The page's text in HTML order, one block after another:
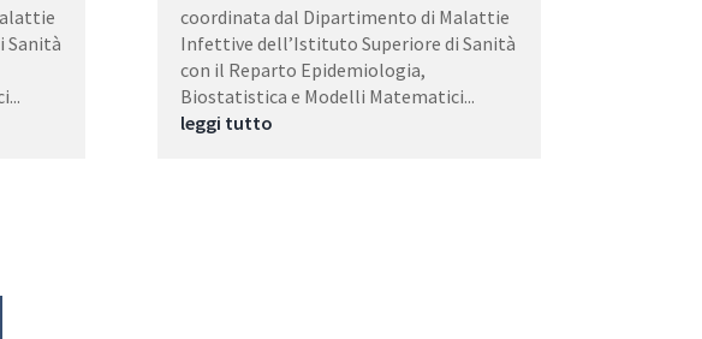
Sanità
coordinata dal Dipartimento di Malattie
Infettive dell’Istituto Superiore di Sanità
con il Reparto Epidemiologia,
Biostatistica e Modelli Matematici...
leggi tutto